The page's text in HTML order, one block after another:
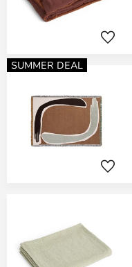
SUMMER DEAL